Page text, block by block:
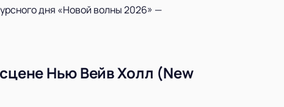
дня «Новой волны 2026» —
Нью Вейв Холл (New